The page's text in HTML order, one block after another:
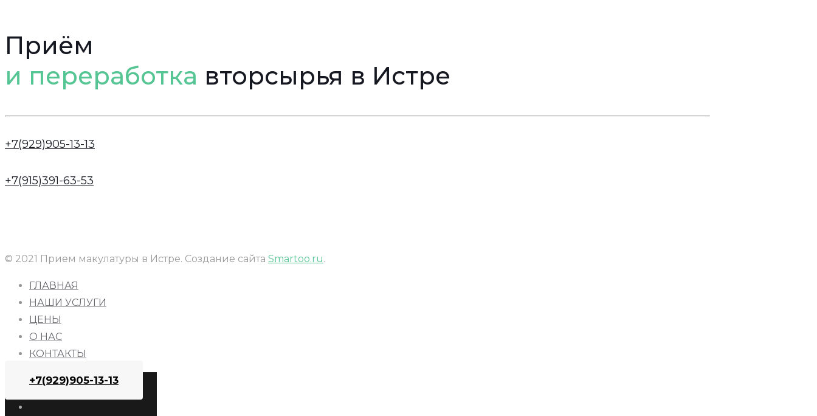
Приём
и переработка вторсырья в Истре
+7(929)905-13-13
+7(915)391-63-53
© 2021 Прием макулатуры в Истре. Создание сайта Smartoo.ru.
ГЛАВНАЯ
НАШИ УСЛУГИ
ЦЕНЫ
О НАС
КОНТАКТЫ
+7(929)905-13-13